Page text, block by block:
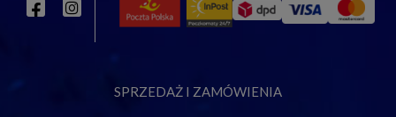
SPRZEDAŻ I ZAMÓWIENIA